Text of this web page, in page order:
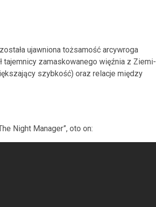
ujawniona tożsamość arcywroga
tajemnicy zamaskowanego więźnia z Ziemi-
szybkość) oraz relacje między
Night Manager”, oto on: